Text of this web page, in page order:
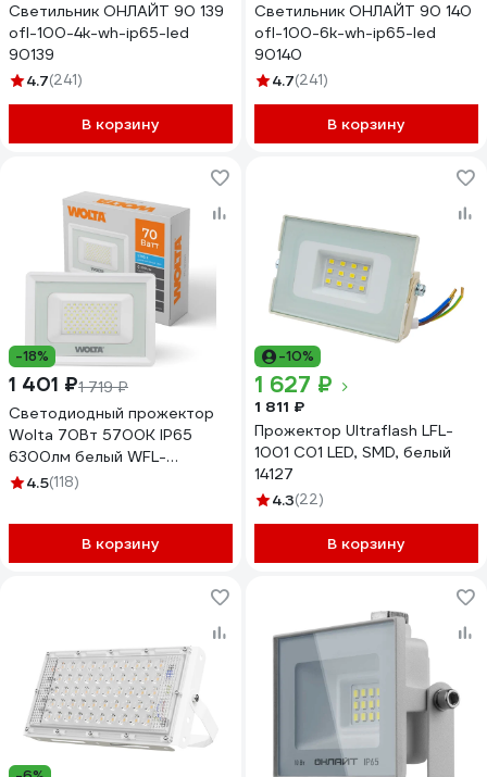
Светильник ОНЛАЙТ 90 139
ofl-100-4k-wh-ip65-led
90139
4.7(241)
В корзину
Светильник ОНЛАЙТ 90 140
ofl-100-6k-wh-ip65-led
90140
4.7(241)
В корзину
-18%
1 401 ₽1 719 ₽
Светодиодный прожектор
Wolta 70Вт 5700К IP65
6300лм белый WFL-
70W/06W
4.5(118)
В корзину
-10%
1 627 ₽
1 811 ₽
Прожектор Ultraflash LFL-
1001 C01 LED, SMD, белый
14127
4.3(22)
В корзину